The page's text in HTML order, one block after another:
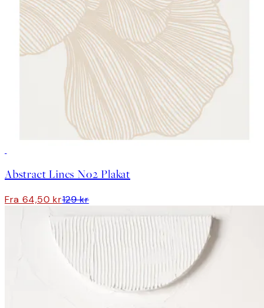
Abstract Lines No2 Plakat
Fra 64,50 kr129 kr